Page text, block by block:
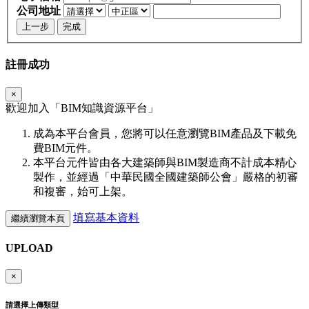
公司地址
上一步 完成
註冊成功
×
歡迎加入「 BIM知識資源平台」
成為本平台會員，您將可以任意瀏覽BIM產品及下載免
費BIM元件。
本平台元件皆由各大建築師與BIM製造商不計成本精心
製作，並經過「中華民國全國建築師公會」嚴格的初審
和複審，始可上架。
繼續瀏覽本頁 填寫基本資料
UPLOAD
×
請選擇上傳類型